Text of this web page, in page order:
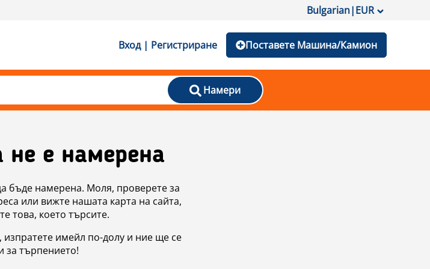
Bulgarian|EUR
Вход | Регистриране Поставете Машина/Камион
Намери
е намерена
бъде намерена. Моля, проверете за
или вижте нашата карта на сайта,
това, което търсите.
имейл по-долу и ние ще се
за търпението!